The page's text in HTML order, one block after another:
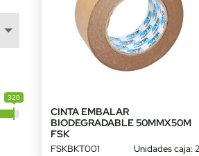
320
CINTA EMBALAR
BIODEGRADABLE 50MMX50M
FSK
FSKBKT001 Unidades caja: